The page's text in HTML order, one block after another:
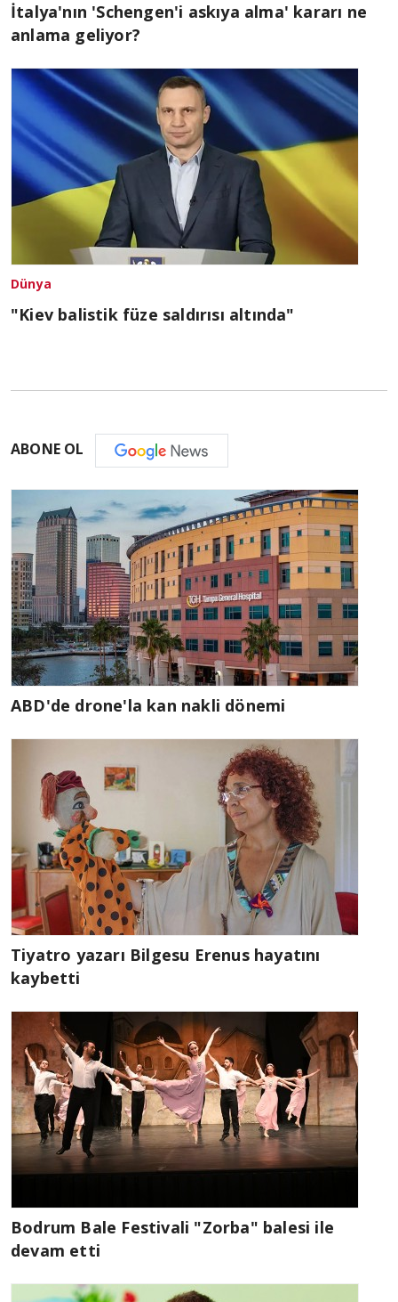
İtalya'nın 'Schengen'i askıya alma' kararı ne
anlama geliyor?
Dünya
"Kiev balistik füze saldırısı altında"
ABONE OL
ABD'de drone'la kan nakli dönemi
Tiyatro yazarı Bilgesu Erenus hayatını
kaybetti
Bodrum Bale Festivali "Zorba" balesi ile
devam etti